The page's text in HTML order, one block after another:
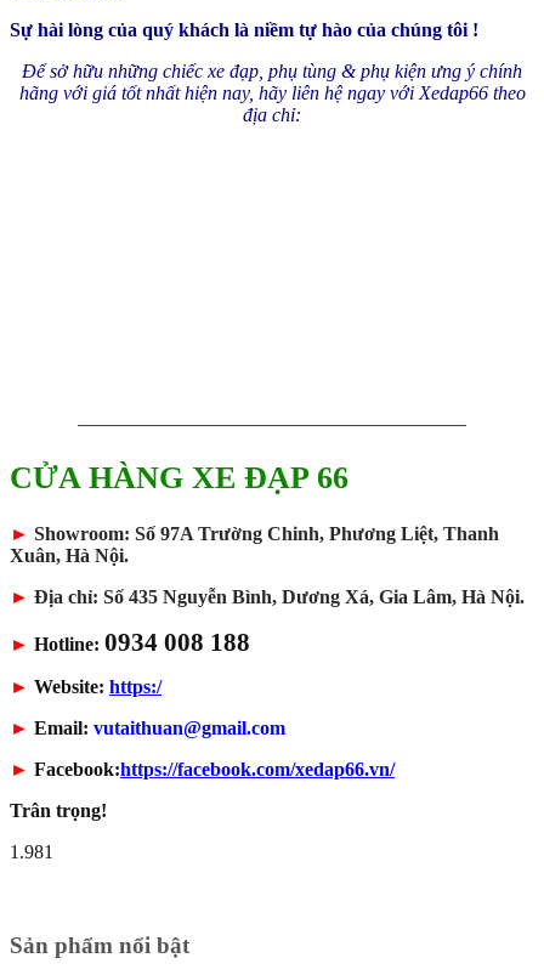
Sự hài lòng của quý khách là niềm tự hào của chúng tôi !
Để sở hữu những chiếc xe đạp, phụ tùng & phụ kiện ưng ý chính
hãng với giá tốt nhất hiện nay, hãy liên hệ ngay với Xedap66 theo
địa chỉ:
————————————————————
CỬA HÀNG XE ĐẠP 66
► Showroom: Số 97A Trường Chinh, Phương Liệt, Thanh
Xuân, Hà Nội.
► Địa chỉ: Số 435 Nguyễn Bình, Dương Xá, Gia Lâm, Hà Nội.
► Hotline: 0934 008 188
► Website: https:/
► Email: vutaithuan@gmail.com
► Facebook:https://facebook.com/xedap66.vn/
Trân trọng!
1.981
Sản phẩm nổi bật